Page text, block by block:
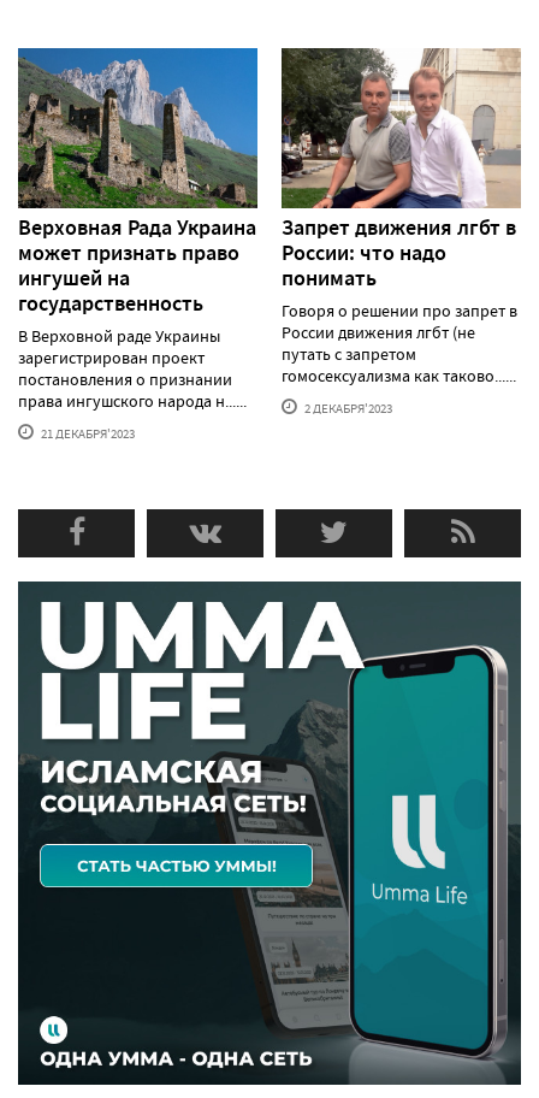
Верховная Рада Украина
может признать право
ингушей на
государственность
В Верховной раде Украины
зарегистрирован проект
постановления о признании
права ингушского народа н......
21 ДЕКАБРЯ'2023
Запрет движения лгбт в
России: что надо
понимать
Говоря о решении про запрет в
России движения лгбт (не
путать с запретом
гомосексуализма как таково......
2 ДЕКАБРЯ'2023